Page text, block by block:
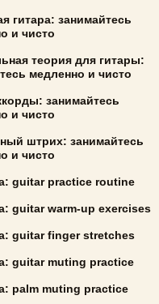
гитара: занимайтесь
и чисто
теория для гитары:
медленно и чисто
занимайтесь
и чисто
штрих: занимайтесь
и чисто
guitar practice routine
guitar warm-up exercises
guitar finger stretches
guitar muting practice
palm muting practice